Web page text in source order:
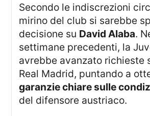
Secondo le indiscrezioni circolate, il
mirino del club si sarebbe
decisione su David Alaba.
settimane precedenti, la
avrebbe avanzato richieste
Real Madrid, puntando a
garanzie chiare sulle
del difensore austriaco.